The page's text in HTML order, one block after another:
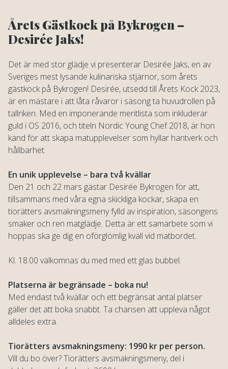
Årets Gästkock på Bykrogen –
Desirée Jaks!
Det är med stor glädje vi presenterar Desirée Jaks, en av
Sveriges mest lysande kulinariska stjärnor, som årets
gästkock på Bykrogen! Desirée, utsedd till Årets Kock 2023,
är en mästare i att låta råvaror i säsong ta huvudrollen på
tallriken. Med en imponerande meritlista som inkluderar
guld i OS 2016, och titeln Nordic Young Chef 2018, är hon
känd för att skapa matupplevelser som hyllar hantverk och
hållbarhet.
En unik upplevelse – bara två kvällar
Den 21 och 22 mars gästar Desirée Bykrogen för att,
tillsammans med våra egna skickliga kockar, skapa en
tiorätters avsmakningsmeny fylld av inspiration, säsongens
smaker och ren matglädje. Detta är ett samarbete som vi
hoppas ska ge dig en oförglömlig kväll vid matbordet.
Kl. 18.00 välkomnas du med med ett glas bubbel.
Platserna är begränsade – boka nu!
Med endast två kvällar och ett begränsat antal platser
gäller det att boka snabbt. Ta chansen att uppleva något
alldeles extra.
Tiorätters avsmakningsmeny: 1990 kr per person.
Vill du bo över? Tiorätters avsmakningsmeny, del i